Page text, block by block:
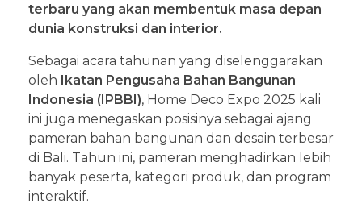
terbaru yang akan membentuk masa depan
dunia konstruksi dan interior.
Sebagai acara tahunan yang diselenggarakan
oleh
Ikatan Pengusaha Bahan Bangunan
Indonesia (IPBBI), Home Deco Expo 2025 kali
ini juga menegaskan posisinya sebagai ajang
pameran bahan bangunan dan desain terbesar
di Bali. Tahun ini, pameran menghadirkan lebih
banyak peserta, kategori produk, dan program
interaktif.